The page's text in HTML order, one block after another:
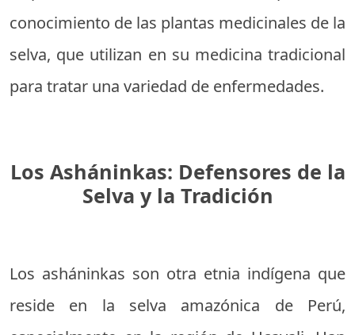
conocimiento de las plantas medicinales de la
selva, que utilizan en su medicina tradicional
para tratar una variedad de enfermedades.
Los Asháninkas: Defensores de la
Selva y la Tradición
Los asháninkas son otra etnia indígena que
reside en la selva amazónica de Perú,